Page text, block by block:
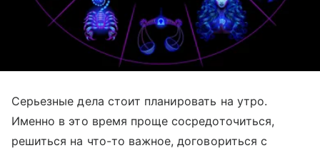
Серьезные дела стоит планировать на утро.
Именно в это время проще сосредоточиться,
решиться на что-то важное, договориться с